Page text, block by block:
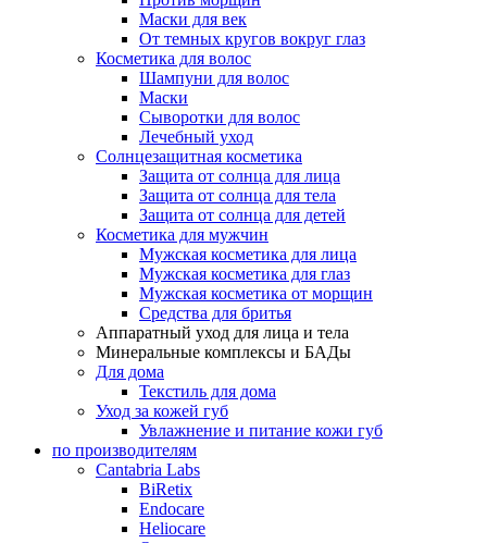
Маски для век
От темных кругов вокруг глаз
Косметика для волос
Шампуни для волос
Маски
Сыворотки для волос
Лечебный уход
Солнцезащитная косметика
Защита от солнца для лица
Защита от солнца для тела
Защита от солнца для детей
Косметика для мужчин
Мужская косметика для лица
Мужская косметика для глаз
Мужская косметика от морщин
Средства для бритья
Аппаратный уход для лица и тела
Минеральные комплексы и БАДы
Для дома
Текстиль для дома
Уход за кожей губ
Увлажнение и питание кожи губ
по производителям
Cantabria Labs
BiRetix
Endocare
Heliocare